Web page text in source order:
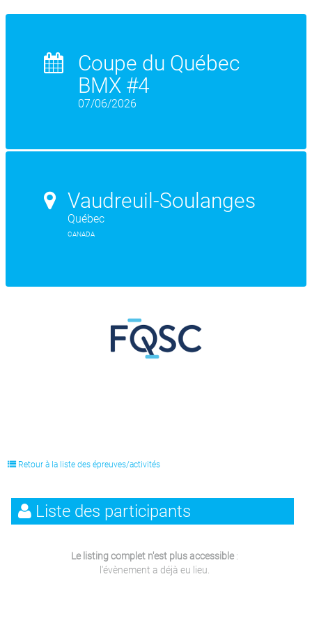
Coupe du Québec
BMX #4
07/06/2026
Vaudreuil-Soulanges
Québec
CANADA
Retour à la liste des épreuves/activités
Liste des participants
Le listing complet n'est plus accessible:
l'évènement a déjà eu lieu.